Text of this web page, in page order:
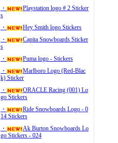
・
Playstation logo # 2 Sticker
s
・
Hey Smith logo Stickers
・
Capita Snowboards Sticker
s
・
Puma logo - Stickers
・
Marlboro Logo (Red-Blac
k) Sticker
・
ORACLE Racing (001) Lo
go Stickers
・
Ride Snowboards Logo - 0
14 Stickers
・
Ak Burton Snowboards Lo
go Stickers - 024